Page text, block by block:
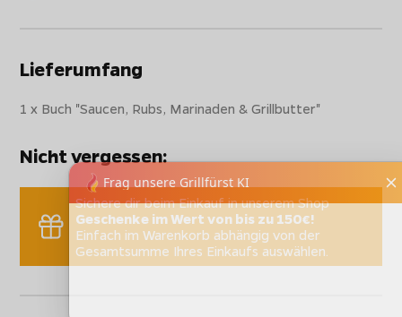
Lieferumfang
1 x Buch "Saucen, Rubs, Marinaden & Grillbutter"
Nicht vergessen:
Sichere dir beim Einkauf in unserem Shop
Geschenke im Wert von bis zu 150€!
Einfach im Warenkorb abhängig von der
Gesamtsumme Ihres Einkaufs auswählen.